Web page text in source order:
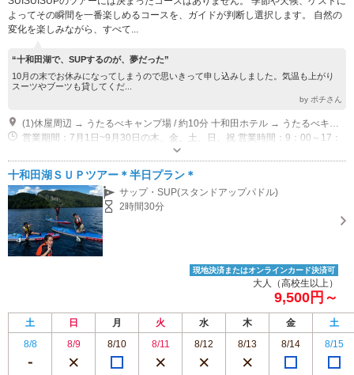
よってその瞬間を一番楽しめるコースを、ガイドが判断し選択します。 自然の
変化を楽しみながら、すべて...
“十和田湖で、SUPするのが、夢だった”
10月の末でお休みになってしまうので思いきって申し込みしました。気温も上がり
スーツやブーツも貸してくだ...
by ポチさん
営業期間：7月1日~9月30日の木、金、土、日、祝 営業時間：9：00～17：
十和田湖ＳＵＰツアー＊半日プラン＊
サップ・SUP(スタンドアップパドル)
2時間30分
現地決済またはオンラインカード決済可
大人（高校生以上）
9,500円～
土 日 月 火 水 木 金
土
8/8
8/9 8/10 8/11 8/12 8/13 8/14 8/15